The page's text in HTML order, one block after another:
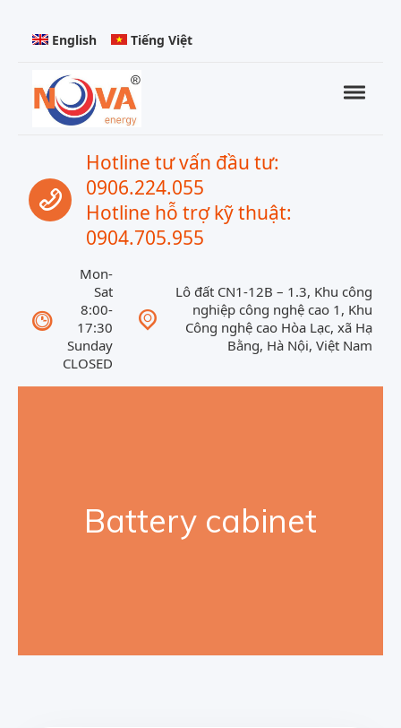
Skip to navigation
Skip to content
English Tiếng Việt
Nova Energy
Nova Energy
Call us
Hotline tư vấn đầu tư:
0906.224.055
Hotline hỗ trợ kỹ thuật:
0904.705.955
Mon-
Sat
8:00-
17:30
Sunday
CLOSED
Lô đất CN1-12B – 1.3, Khu công
nghiệp công nghệ cao 1, Khu
Công nghệ cao Hòa Lạc, xã Hạ
Bằng, Hà Nội, Việt Nam
Battery cabinet